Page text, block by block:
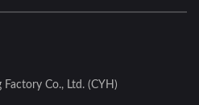
Co., Ltd. (CYH)